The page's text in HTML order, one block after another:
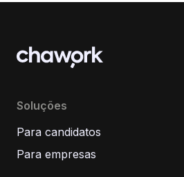
Soluções
Para candidatos
Para empresas